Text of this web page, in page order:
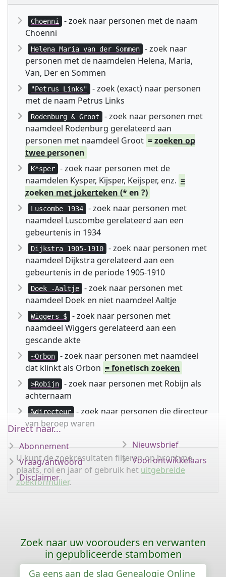
Choenni
- zoek naar personen met de naam
Choenni
Helena Maria van der Sommen
- zoek naar
personen met de naamdelen Helena, Maria,
Van, Der en Sommen
"Petrus Links"
- zoek (exact) naar personen
met de naam Petrus Links
Rodenburg & Groot
- zoek naar personen met
naamdeel Rodenburg gerelateerd aan
personen met naamdeel Groot = zoeken op
twee personen
K*sper
- zoek naar personen met de
naamdelen Kysper, Kijsper, Keijsper, enz. =
zoeken met jokerteken (* en ?)
Luscombe 1934
- zoek naar personen met
naamdeel Luscombe gerelateerd aan een
gebeurtenis in 1934
Dijkstra 1905-1910
- zoek naar personen met
naamdeel Dijkstra gerelateerd aan een
gebeurtenis in de periode 1905-1910
Doek -Aaltje
- zoek naar personen met
naamdeel Doek en niet naamdeel Aaltje
Wiggers $
- zoek naar personen met
naamdeel Wiggers gerelateerd aan een
gescande akte
~Orbon
- zoek naar personen met naamdeel
dat klinkt als Orbon = fonetisch zoeken
>Robijn
- zoek naar personen met Robijn als
achternaam
%directeur
- zoek naar personen die directeur
van beroep waren
U kunt de zoekresultaten filteren op brontype,
plaats, rol en jaar of gebruik het uitgebreide
zoekformulier.
Direct naar...
Abonnement
Vraag/antwoord
Disclaimer
Nieuwsbrief
Voor ontwikkelaars
Zoek naar uw voorouders en verwanten
in gepubliceerde stambomen
Ga eens aan de slag Genealogie Online